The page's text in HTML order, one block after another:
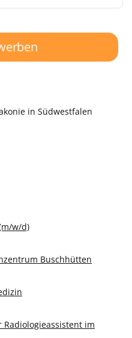
in Südwestfalen
w/d)
Buschhütten
Radiologieassistent im